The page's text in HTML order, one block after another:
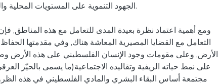
الجهود التنموية على المستويات المحلية
ومع أهمية اعتماد نظرة بعيدة المدى للتعامل مع هذه المناطق,
التعامل مع القضايا المصيرية المعاشة هناك, وفي مقدمتها
الأرض, وعلى مقومات وجود الإنسان الفلسطيني على هذه الأرض
على نمط حياته الريفية وتقاليده الاجتماعية(ما يسمى بالحيّز
مجتمعة أساس البقاء البشري والمادي الفلسطيني في هذه